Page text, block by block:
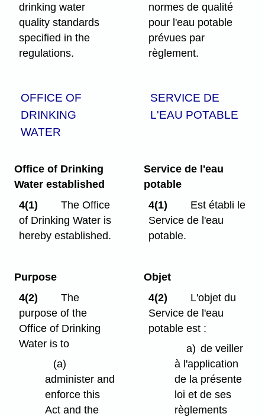
drinking water
quality standards
specified in the
regulations.
normes de qualité
pour l'eau potable
prévues par
règlement.
OFFICE OF
DRINKING
WATER
SERVICE DE
L'EAU POTABLE
Office of Drinking
Water established
4(1)
The Office
of Drinking Water is
hereby established.
Service de l'eau
potable
4(1)
Est établi le
Service de l'eau
potable.
Purpose
4(2)
The
purpose of the
Office of Drinking
Water is to
(a)
administer and
enforce this
Act and the
Objet
4(2)
L'objet du
Service de l'eau
potable est :
a) de veiller
à l'application
de la présente
loi et de ses
règlements